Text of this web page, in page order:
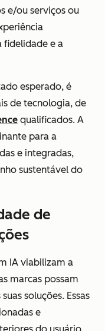
e/ou serviços ou
fidelidade e a
esperado, é
de tecnologia, de
qualificados. A
para a
e integradas,
sustentável do
de
IA viabilizam a
marcas possam
soluções. Essas
e